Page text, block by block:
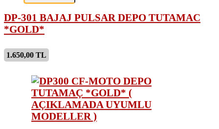
DP-301 BAJAJ PULSAR DEPO TUTAMAC
*GOLD*
1.650,00 TL